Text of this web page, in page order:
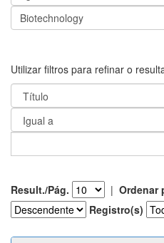
Utilizar filtros para refinar o
Result./Pág. | Ordenar
Registro(s)